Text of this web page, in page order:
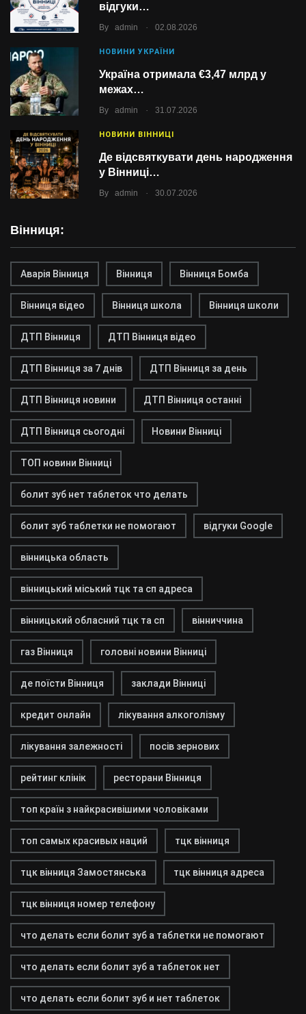
відгуки…
By admin . 02.08.2026
НОВИНИ УКРАЇНИ
Україна отримала €3,47 млрд у
межах…
By admin . 31.07.2026
НОВИНИ ВІННИЦІ
Де відсвяткувати день народження
у Вінниці…
By admin . 30.07.2026
Вінниця:
Аварія Вінниця Вінниця Вінниця Бомба
Вінниця відео Вінниця школа Вінниця школи
ДТП Вінниця ДТП Вінниця відео
ДТП Вінниця за 7 днів ДТП Вінниця за день
ДТП Вінниця новини ДТП Вінниця останні
ДТП Вінниця сьогодні Новини Вінниці
ТОП новини Вінниці
болит зуб нет таблеток что делать
болит зуб таблетки не помогают відгуки Google
вінницька область
вінницький міський тцк та сп адреса
вінницький обласний тцк та сп вінниччина
газ Вінниця головні новини Вінниці
де поїсти Вінниця заклади Вінниці
кредит онлайн лікування алкоголізму
лікування залежності посів зернових
рейтинг клінік ресторани Вінниця
топ країн з найкрасивішими чоловіками
топ самых красивых наций тцк вінниця
тцк вінниця Замостянська тцк вінниця адреса
тцк вінниця номер телефону
что делать если болит зуб а таблетки не помогают
что делать если болит зуб а таблеток нет
что делать если болит зуб и нет таблеток